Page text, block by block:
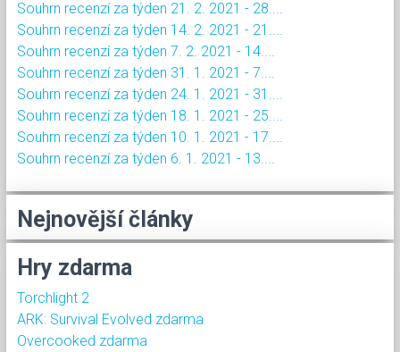
Souhrn recenzí za týden 21. 2. 2021 - 28....
Souhrn recenzí za týden 14. 2. 2021 - 21....
Souhrn recenzí za týden 7. 2. 2021 - 14....
Souhrn recenzí za týden 31. 1. 2021 - 7....
Souhrn recenzí za týden 24. 1. 2021 - 31....
Souhrn recenzí za týden 18. 1. 2021 - 25....
Souhrn recenzí za týden 10. 1. 2021 - 17....
Souhrn recenzí za týden 6. 1. 2021 - 13....
Nejnovější články
Hry zdarma
Torchlight 2
ARK: Survival Evolved zdarma
Overcooked zdarma